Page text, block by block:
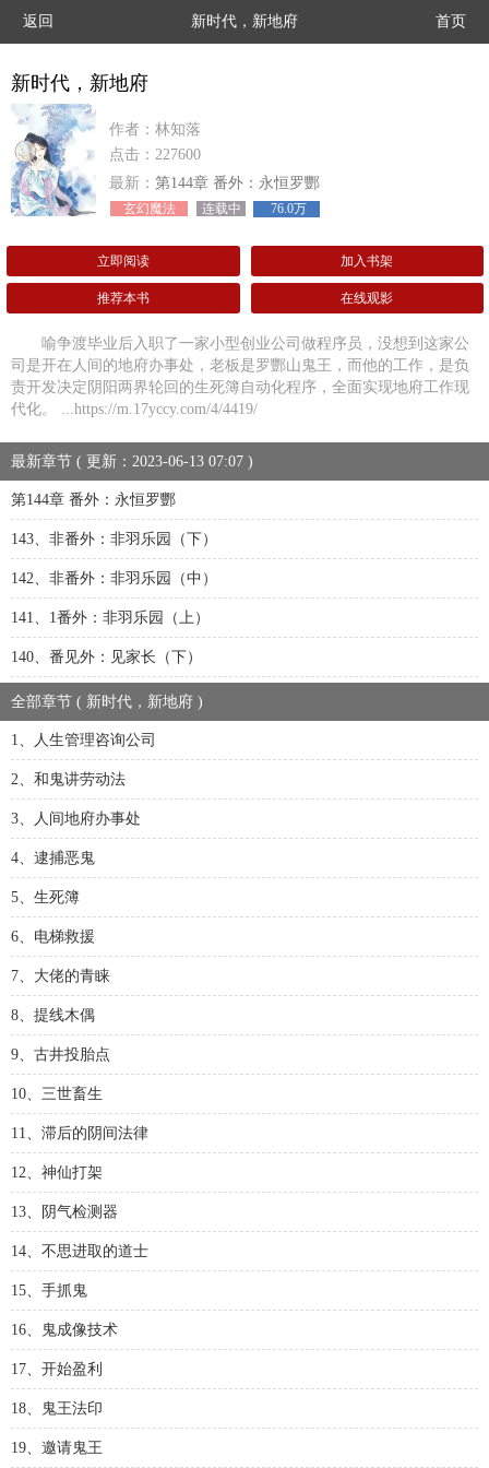
返回 新时代，新地府 首页
新时代，新地府
作者：林知落
点击：227600
最新： 第144章 番外：永恒罗酆
玄幻魔法 连载中 76.0万
立即阅读 加入书架
推荐本书 在线观影
喻争渡毕业后入职了一家小型创业公司做程序员，没想到这家公
司是开在人间的地府办事处，老板是罗酆山鬼王，而他的工作，是负
责开发决定阴阳两界轮回的生死簿自动化程序，全面实现地府工作现
代化。 ...https://m.17yccy.com/4/4419/
最新章节 ( 更新：2023-06-13 07:07 )
第144章 番外：永恒罗酆
143、非番外：非羽乐园（下）
142、非番外：非羽乐园（中）
141、1番外：非羽乐园（上）
140、番见外：见家长（下）
全部章节 ( 新时代，新地府 )
1、人生管理咨询公司
2、和鬼讲劳动法
3、人间地府办事处
4、逮捕恶鬼
5、生死簿
6、电梯救援
7、大佬的青睐
8、提线木偶
9、古井投胎点
10、三世畜生
11、滞后的阴间法律
12、神仙打架
13、阴气检测器
14、不思进取的道士
15、手抓鬼
16、鬼成像技术
17、开始盈利
18、鬼王法印
19、邀请鬼王